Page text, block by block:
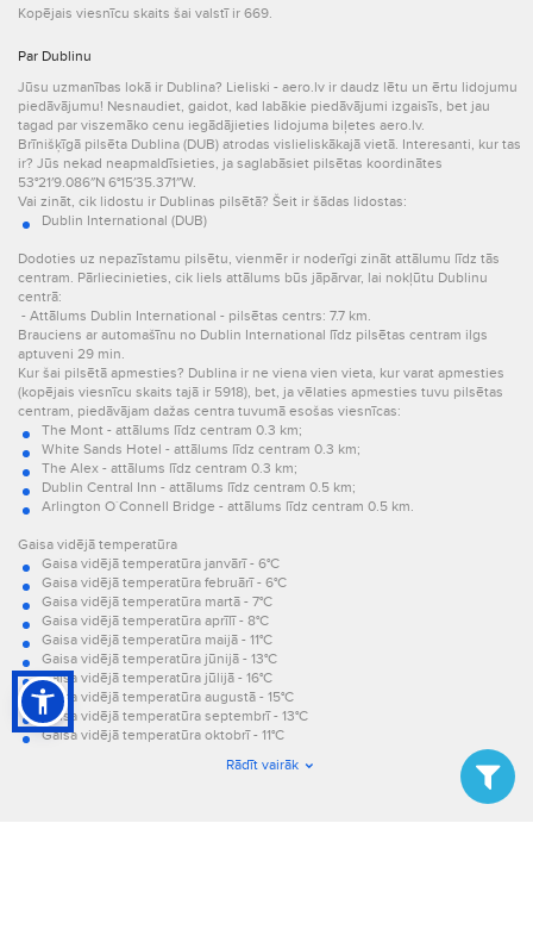
Kopējais viesnīcu skaits šai valstī ir 669.
Par Dublinu
Jūsu uzmanības lokā ir Dublina? Lieliski - aero.lv ir daudz lētu un ērtu lidojumu
piedāvājumu! Nesnaudiet, gaidot, kad labākie piedāvājumi izgaisīs, bet jau
tagad par viszemāko cenu iegādājieties lidojuma biļetes aero.lv.
Brīnišķīgā pilsēta Dublina (DUB) atrodas vislieliskākajā vietā. Interesanti, kur tas
ir? Jūs nekad neapmaldīsieties, ja saglabāsiet pilsētas koordinātes
53°21′9.086″N 6°15′35.371″W.
Vai zināt, cik lidostu ir Dublinas pilsētā? Šeit ir šādas lidostas:
Dublin International (DUB)
Dodoties uz nepazīstamu pilsētu, vienmēr ir noderīgi zināt attālumu līdz tās
centram. Pārliecinieties, cik liels attālums būs jāpārvar, lai nokļūtu Dublinu
centrā:
- Attālums Dublin International - pilsētas centrs: 7.7 km.
Brauciens ar automašīnu no Dublin International līdz pilsētas centram ilgs
aptuveni 29 min.
Kur šai pilsētā apmesties? Dublina ir ne viena vien vieta, kur varat apmesties
(kopējais viesnīcu skaits tajā ir 5918), bet, ja vēlaties apmesties tuvu pilsētas
centram, piedāvājam dažas centra tuvumā esošas viesnīcas:
The Mont - attālums līdz centram 0.3 km;
White Sands Hotel - attālums līdz centram 0.3 km;
The Alex - attālums līdz centram 0.3 km;
Dublin Central Inn - attālums līdz centram 0.5 km;
Arlington O´Connell Bridge - attālums līdz centram 0.5 km.
Gaisa vidējā temperatūra
Gaisa vidējā temperatūra janvārī - 6°C
Gaisa vidējā temperatūra februārī - 6°C
Gaisa vidējā temperatūra martā - 7°C
Gaisa vidējā temperatūra aprīlī - 8°C
Gaisa vidējā temperatūra maijā - 11°C
Gaisa vidējā temperatūra jūnijā - 13°C
Gaisa vidējā temperatūra jūlijā - 16°C
Gaisa vidējā temperatūra augustā - 15°C
Gaisa vidējā temperatūra septembrī - 13°C
Gaisa vidējā temperatūra oktobrī - 11°C
Gaisa vidējā temperatūra decembrī - 6°C.
Rādīt vairāk